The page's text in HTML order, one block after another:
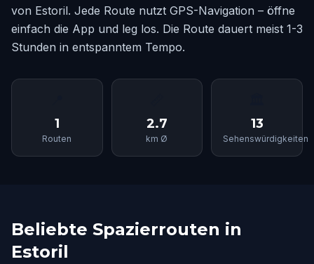
von Estoril. Jede Route nutzt GPS-Navigation – öffne
einfach die App und leg los. Die Route dauert meist 1-3
Stunden in entspanntem Tempo.
1
Routen
2.7
km Ø
13
Sehenswürdigkeiten
Beliebte Spazierrouten in
Estoril